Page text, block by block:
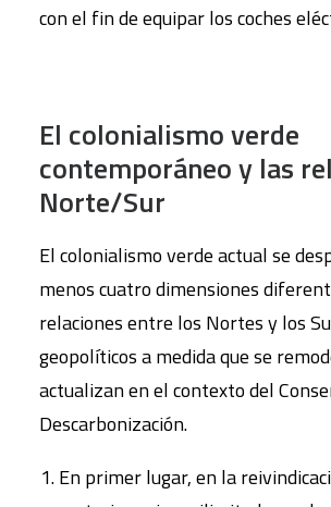
con el fin de equipar los coches
El colonialismo verde
contemporáneo y las
Norte/Sur
El colonialismo verde actual se
menos cuatro dimensiones
relaciones entre los Nortes y los
geopolíticos a medida que se
actualizan en el contexto del
Descarbonización.
En primer lugar, en la